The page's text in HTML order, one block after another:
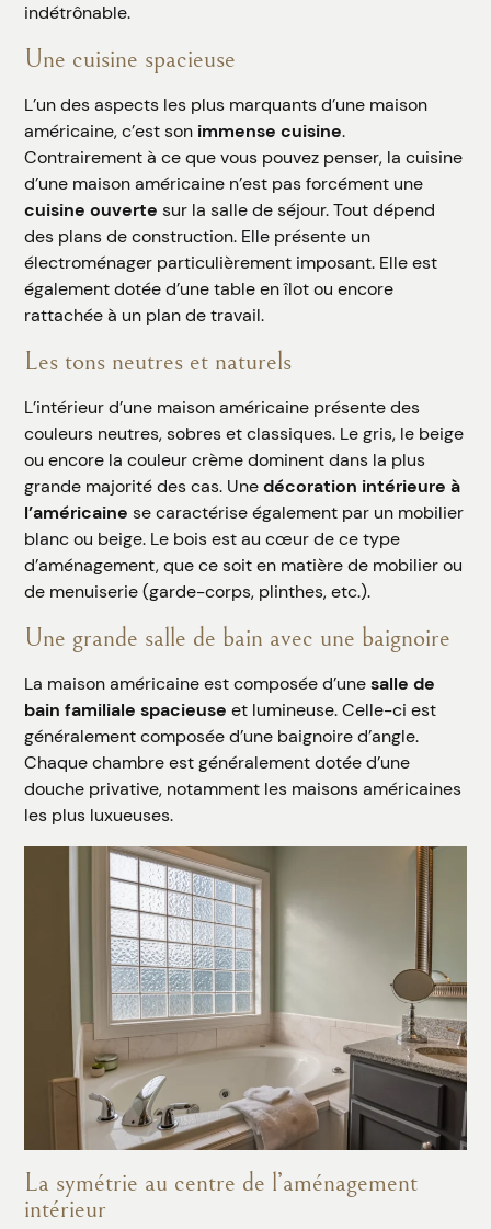
indétrônable.
Une cuisine spacieuse
L’un des aspects les plus marquants d’une maison
américaine, c’est son immense cuisine.
Contrairement à ce que vous pouvez penser, la cuisine
d’une maison américaine n’est pas forcément une
cuisine ouverte sur la salle de séjour. Tout dépend
des plans de construction. Elle présente un
électroménager particulièrement imposant. Elle est
également dotée d’une table en îlot ou encore
rattachée à un plan de travail.
Les tons neutres et naturels
L’intérieur d’une maison américaine présente des
couleurs neutres, sobres et classiques. Le gris, le beige
ou encore la couleur crème dominent dans la plus
grande majorité des cas. Unedécoration intérieure à
l’américaine se caractérise également par un mobilier
blanc ou beige. Le bois est au cœur de ce type
d’aménagement, que ce soit en matière de mobilier ou
de menuiserie (garde-corps, plinthes, etc.).
Une grande salle de bain avec une baignoire
La maison américaine est composée d’unesalle de
bain familiale spacieuse et lumineuse. Celle-ci est
généralement composée d’une baignoire d’angle.
Chaque chambre est généralement dotée d’une
douche privative, notamment les maisons américaines
les plus luxueuses.
La symétrie au centre de l’aménagement
intérieur